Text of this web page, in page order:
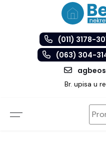
(011) 3178-
(063) 304-
Br. upisa u